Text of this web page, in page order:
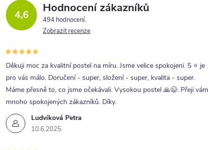
4,6 Hodnocení zákazníků
494 hodnocení
Zobrazit recenze
Ludvíková Petra
10.6.2025
Děkuji moc za kvalitní postel na míru. Jsme velice spokojeni. 5 ⭐ je
pro vás málo. Doručení - super, složení - super, kvalita - super.
Máme přesně to, co jsme očekávali. Vysokou postel 🙏😉. Přeji vám
mnoho spokojených zákazníků. Díky.